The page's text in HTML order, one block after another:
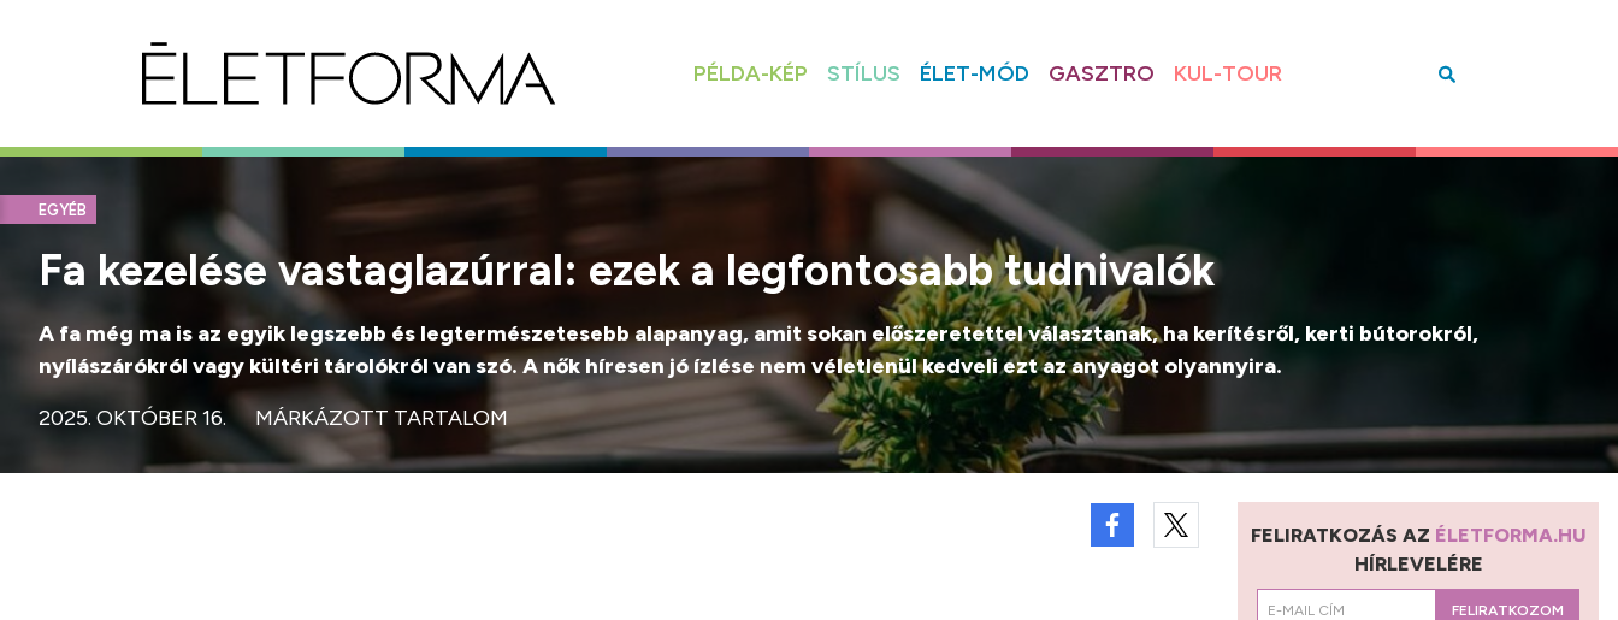
PÉLDA-KÉP STÍLUS ÉLET-MÓD GASZTRO KUL-TOUR
EGYÉB
Fa kezelése vastaglazúrral: ezek a legfontosabb tudnivalók
A fa még ma is az egyik legszebb és legtermészetesebb alapanyag, amit sokan előszeretettel választanak, ha kerítésről, kerti bútorokról,
nyílászárókról vagy kültéri tárolókról van szó. A nők híresen jó ízlése nem véletlenül kedveli ezt az anyagot olyannyira.
2025. OKTÓBER 16.
MÁRKÁZOTT TARTALOM
FELIRATKOZÁS AZ ÉLETFORMA.HU
HÍRLEVELÉRE
FELIRATKOZOM